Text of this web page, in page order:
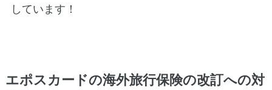
しています！
エポスカードの海外旅行保険の改訂への対